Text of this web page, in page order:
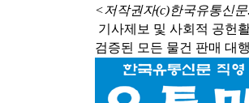
<저작권자(c)한국유통신
기사제보 및 사회적 공헌
검증된 모든 물건 판매 대